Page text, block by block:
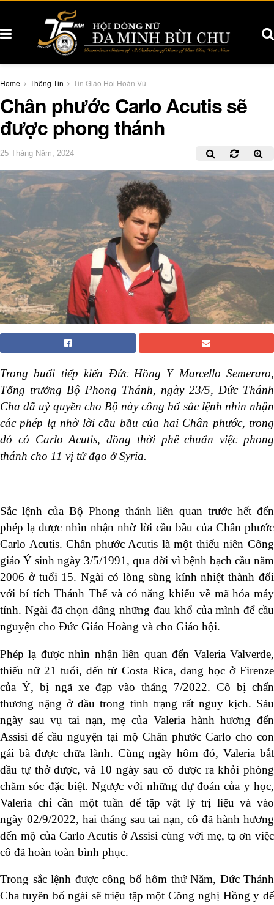
Home Thông Tin Tin Giáo Hội Hoàn Vũ
Chân phước Carlo Acutis sẽ
được phong thánh
25 Tháng Năm, 2024
Trong buổi tiếp kiến Đức Hồng Y Marcello Semeraro,
Tổng trưởng Bộ Phong Thánh, ngày 23/5, Đức Thánh
Cha đã uỷ quyền cho Bộ này công bố sắc lệnh nhìn nhận
các phép lạ nhờ lời cầu bầu của hai Chân phước, trong
đó có Carlo Acutis, đồng thời phê chuẩn việc phong
thánh cho 11 vị tử đạo ở Syria.
Sắc lệnh của Bộ Phong thánh liên quan trước hết đến
phép lạ được nhìn nhận nhờ lời cầu bầu của Chân phước
Carlo Acutis. Chân phước Acutis là một thiếu niên Công
giáo Ý sinh ngày 3/5/1991, qua đời vì bệnh bạch cầu năm
2006 ở tuổi 15. Ngài có lòng sùng kính nhiệt thành đối
với bí tích Thánh Thể và có năng khiếu về mã hóa máy
tính. Ngài đã chọn dâng những đau khổ của mình để cầu
nguyện cho Đức Giáo Hoàng và cho Giáo hội.
Phép lạ được nhìn nhận liên quan đến Valeria Valverde,
thiếu nữ 21 tuổi, đến từ Costa Rica, đang học ở Firenze
của Ý, bị ngã xe đạp vào tháng 7/2022. Cô bị chấn
thương nặng ở đầu trong tình trạng rất nguy kịch. Sáu
ngày sau vụ tai nạn, mẹ của Valeria hành hương đến
Assisi để cầu nguyện tại mộ Chân phước Carlo cho con
gái bà được chữa lành. Cùng ngày hôm đó, Valeria bắt
đầu tự thở được, và 10 ngày sau cô được ra khỏi phòng
chăm sóc đặc biệt. Ngược với những dự đoán của y học,
Valeria chỉ cần một tuần để tập vật lý trị liệu và vào
ngày 02/9/2022, hai tháng sau tai nạn, cô đã hành hương
đến mộ của Carlo Acutis ở Assisi cùng với mẹ, tạ ơn việc
cô đã hoàn toàn bình phục.
Trong sắc lệnh được công bố hôm thứ Năm, Đức Thánh
Cha tuyên bố ngài sẽ triệu tập một Công nghị Hồng y để